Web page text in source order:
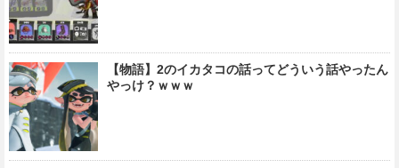
【物語】2のイカタコの話ってどういう話やったん
やっけ？ｗｗｗ